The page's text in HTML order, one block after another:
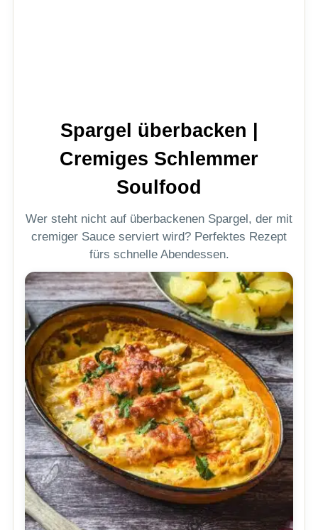
Spargel überbacken |
Cremiges Schlemmer
Soulfood
Wer steht nicht auf überbackenen Spargel, der mit
cremiger Sauce serviert wird? Perfektes Rezept
fürs schnelle Abendessen.